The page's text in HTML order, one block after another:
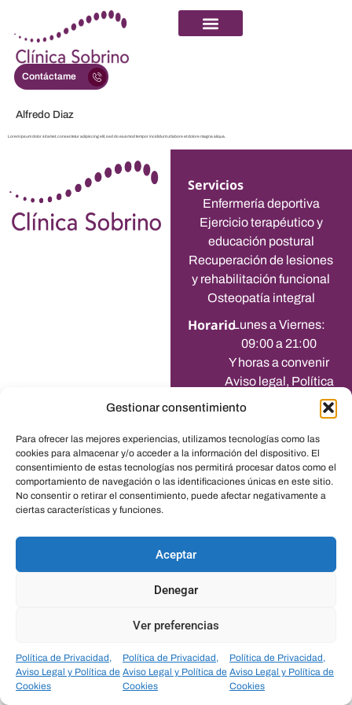
Gestionar consentimiento
Para ofrecer las mejores experiencias, utilizamos tecnologías como las
cookies para almacenar y/o acceder a la información del dispositivo. El
consentimiento de estas tecnologías nos permitirá procesar datos como el
comportamiento de navegación o las identificaciones únicas en este sitio.
No consentir o retirar el consentimiento, puede afectar negativamente a
ciertas características y funciones.
Aceptar
Denegar
Ver preferencias
Política de Privacidad,
Aviso Legal y Política de
Cookies
Política de Privacidad,
Aviso Legal y Política de
Cookies
Política de Privacidad,
Aviso Legal y Política de
Cookies
Contáctame
Alfredo Diaz
Lorem ipsum dolor sit amet, consectetur adipiscing elit, sed do eiusmod tempor incididunt ut labore et dolore magna aliqua.
Servicios
Enfermería deportiva
Ejercicio terapéutico y
educación postural
Recuperación de lesiones
y rehabilitación funcional
Osteopatía integral
HorarioLunes a Viernes:
09:00 a 21:00
Y horas a convenir
Aviso legal, Política
de Privacidad y
Política de Cookies
Transparencia
Contacto
info@clinicasobrino.com